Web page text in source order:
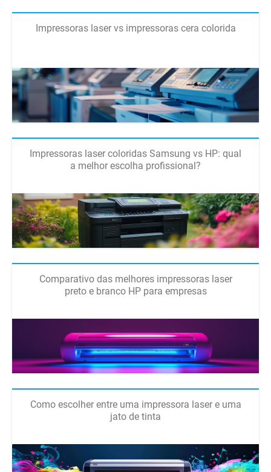
Impressoras laser vs impressoras cera colorida
Impressoras laser coloridas Samsung vs HP: qual
a melhor escolha profissional?
Comparativo das melhores impressoras laser
preto e branco HP para empresas
Como escolher entre uma impressora laser e uma
jato de tinta